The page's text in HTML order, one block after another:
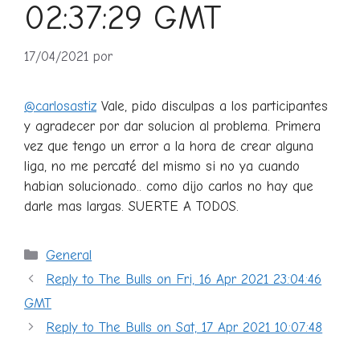
02:37:29 GMT
17/04/2021 por
@carlosastiz Vale, pido disculpas a los participantes
y agradecer por dar solucion al problema. Primera
vez que tengo un error a la hora de crear alguna
liga, no me percaté del mismo si no ya cuando
habian solucionado.. como dijo carlos no hay que
darle mas largas. SUERTE A TODOS.
Categorías
General
Reply to The Bulls on Fri, 16 Apr 2021 23:04:46
GMT
Reply to The Bulls on Sat, 17 Apr 2021 10:07:48